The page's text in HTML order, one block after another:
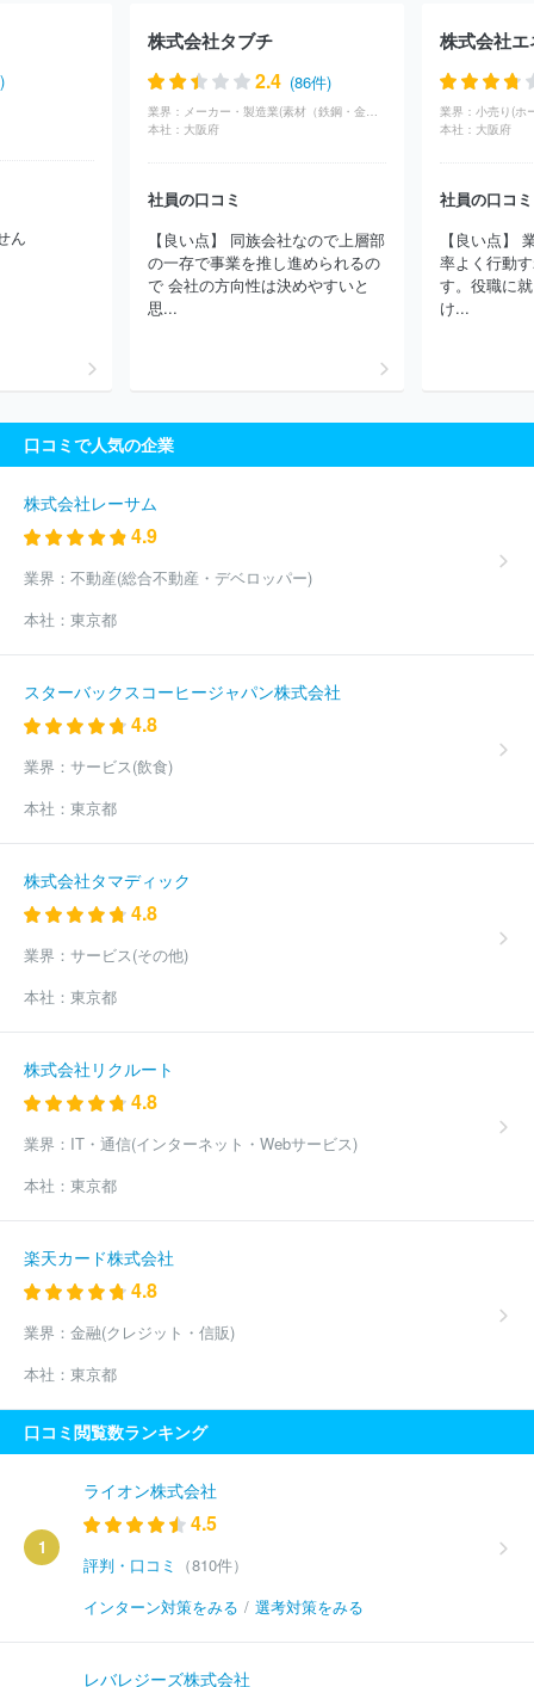
株式会社内田洋行
横河ソリューションサービス株式
株式会社サン・フレイム
キヤノンシステムアンドサポート
リコージャパン株式会社
ダイキンエアテクノ株式会社
ローレルバンクマシン株
渡辺パイプ株式会社
株式会社マルゼン 西華産業株式会社
株
ッシャーサイエンティフィック株式会社
株式会社池田理化
田中
ＹＫＴ株式会社 岡部バルブ工業株式会社
アンリ
ツインフィビス株式会社
株式会社マス商事 東テク株式会社
ほ
ん
株式会社タブチ
2.4 (86件)
業界：
メーカー・製造業(素材（鉄鋼・金属・鉱業）)
本社： 大阪府
社員の口コミ
【良い点】 同族会社なので上層部
の一存で事業を推し進められるの
で 会社の方向性は決めやすいと
思...
株式会社
業界： 小売り(ホ
本社： 大阪府
社員の口コミ
【良い点】
率よく行動
す。役職に
け...
口コミで人気の企業
株式会社レーサム
4.9
業界： 不動産(総合不動産・デベロッパー)
本社： 東京都
スターバックスコーヒージャパン株式会社
4.8
業界： サービス(飲食)
本社： 東京都
株式会社タマディック
4.8
業界： サービス(その他)
本社： 東京都
株式会社リクルート
4.8
業界： IT・通信(インターネット・Webサービス)
本社： 東京都
楽天カード株式会社
4.8
業界： 金融(クレジット・信販)
本社： 東京都
口コミ閲覧数ランキング
1
ライオン株式会社
4.5
評判・口コミ
（810件）
インターン対策をみる / 選考対策をみる
レバレジーズ株式会社